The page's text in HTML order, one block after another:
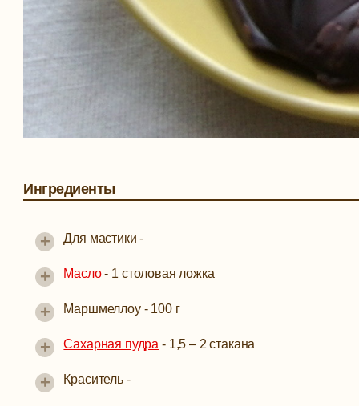
Ингредиенты
Для мастики -
+
Масло- 1 столовая ложка
+
Маршмеллоу - 100 г
+
Сахарная пудра - 1,5 – 2 стакана
+
Краситель -
+